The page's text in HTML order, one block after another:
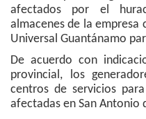
afectados por el
almacenes de la empresa
Universal Guantánamo
De acuerdo con
provincial, los
centros de servicios
afectadas en San Antonio